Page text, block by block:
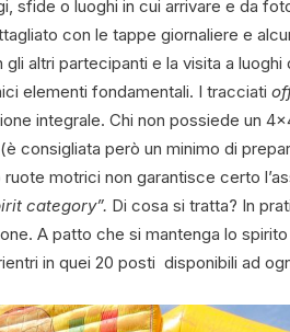
sfide o luoghi in cui arrivare e da
con le tappe giornaliere e
altri partecipanti e la visita a luoghi
elementi fondamentali. I tracciati
integrale. Chi non possiede un
consigliata però un minimo di
motrici non garantisce certo
category”. Di cosa si tratta? In
A patto che si mantenga lo
in quei 20 posti disponibili ad